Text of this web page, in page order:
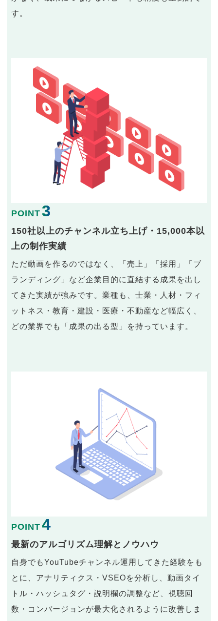
す。
POINT 3
150社以上のチャンネル立ち上げ・15,000本以
上の制作実績
ただ動画を作るのではなく、「売上」「採用」「ブ
ランディング」など企業目的に直結する成果を出し
てきた実績が強みです。業種も、士業・人材・フィ
ットネス・教育・建設・医療・不動産など幅広く、
どの業界でも「成果の出る型」を持っています。
POINT 4
最新のアルゴリズム理解とノウハウ
自身でもYouTubeチャンネル運用してきた経験をも
とに、アナリティクス・VSEOを分析し、動画タイ
トル・ハッシュタグ・説明欄の調整など、視聴回
数・コンバージョンが最大化されるように改善しま